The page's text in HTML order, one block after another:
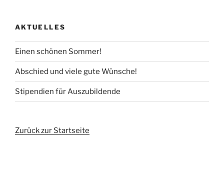
AKTUELLES
Einen schönen Sommer!
Abschied und viele gute Wünsche!
Stipendien für Auszubildende
Zurück zur Startseite